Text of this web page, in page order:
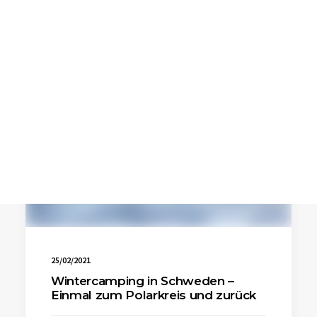
25/02/2021
Wintercamping in Schweden –
Einmal zum Polarkreis und zurück